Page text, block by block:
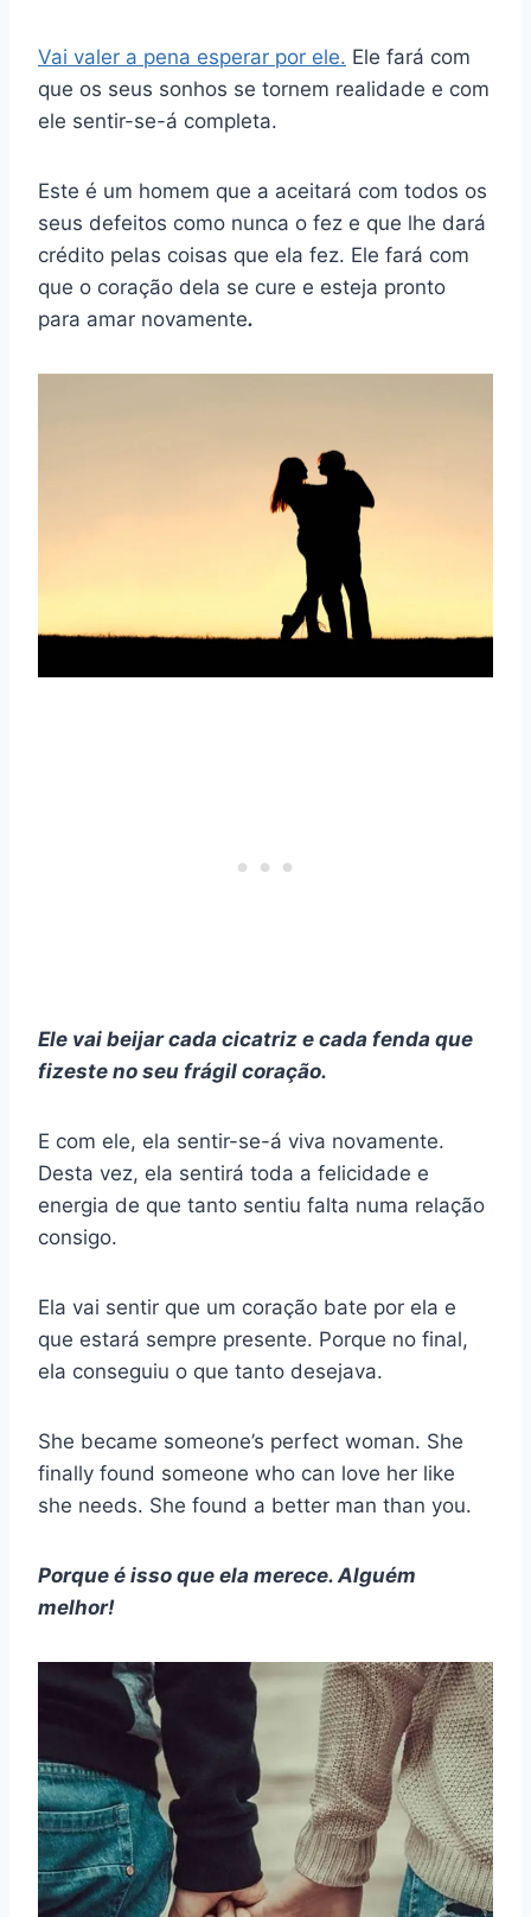
Vai valer a pena esperar por ele. Ele fará com
que os seus sonhos se tornem realidade e com
ele sentir-se-á completa.
Este é um homem que a aceitará com todos os
seus defeitos como nunca o fez e que lhe dará
crédito pelas coisas que ela fez. Ele fará com
que o coração dela se cure e esteja pronto
para amar novamente.
Ele vai beijar cada cicatriz e cada fenda que
fizeste no seu frágil coração.
E com ele, ela sentir-se-á viva novamente.
Desta vez, ela sentirá toda a felicidade e
energia de que tanto sentiu falta numa relação
consigo.
Ela vai sentir que um coração bate por ela e
que estará sempre presente. Porque no final,
ela conseguiu o que tanto desejava.
She became someone’s perfect woman. She
finally found someone who can love her like
she needs. She found a better man than you.
Porque é isso que ela merece. Alguém
melhor!